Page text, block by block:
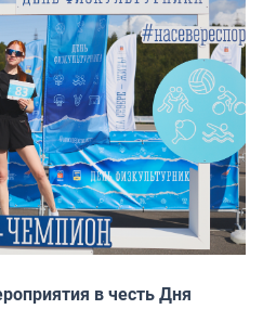
в честь Дня